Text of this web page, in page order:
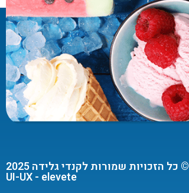
© כל הזכויות שמורות לקנדי גלידה 2025
UI-UX - elevete